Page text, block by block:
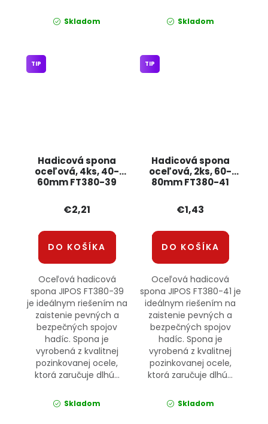
Skladom Skladom
Hadicová spona
oceľová, 4ks, 40-
60mm FT380-39
TIP
€2,21
DO KOŠÍKA
Oceľová hadicová
spona JIPOS FT380-39
je ideálnym riešením na
zaistenie pevných a
bezpečných spojov
hadíc. Spona je
vyrobená z kvalitnej
pozinkovanej ocele,
ktorá zaručuje dlhú...
Skladom
Hadicová spona
oceľová, 2ks, 60-
80mm FT380-41
TIP
€1,43
DO KOŠÍKA
Oceľová hadicová
spona JIPOS FT380-41 je
ideálnym riešením na
zaistenie pevných a
bezpečných spojov
hadíc. Spona je
vyrobená z kvalitnej
pozinkovanej ocele,
ktorá zaručuje dlhú...
Skladom